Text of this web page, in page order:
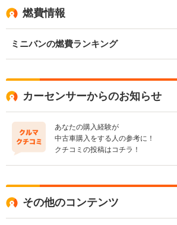
燃費情報
ミニバンの燃費ランキング
カーセンサーからのお知らせ
あなたの購入経験が
中古車購入をする人の参考に！
クチコミの投稿はコチラ！
その他のコンテンツ